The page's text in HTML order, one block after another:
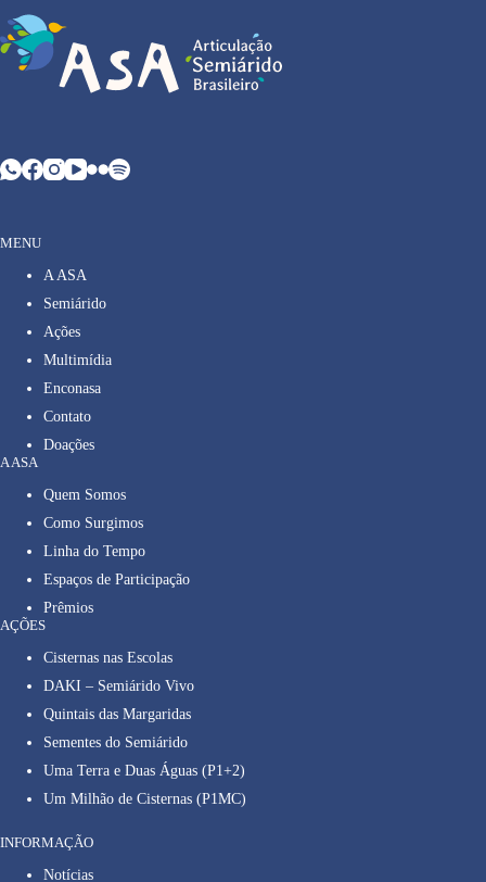
MENU
A ASA
Semiárido
Ações
Multimídia
Enconasa
Contato
Doações
A ASA
Quem Somos
Como Surgimos
Linha do Tempo
Espaços de Participação
Prêmios
AÇÕES
Cisternas nas Escolas
DAKI – Semiárido Vivo
Quintais das Margaridas
Sementes do Semiárido
Uma Terra e Duas Águas (P1+2)
Um Milhão de Cisternas (P1MC)
INFORMAÇÃO
Notícias